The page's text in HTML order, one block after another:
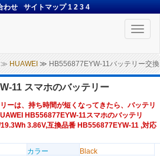
わせ サイトマップ 1 2 3 4
Toggle
≫ HUAWEI ≫ HB556877EYW-11バッテリー交換
11 スマホのバッテリー
ーは、持ち時間が短くなってきたら、バッテリ
HB556877EYW-11スマホのバッテリ
3.86V,互換品番 HB556877EYW-11 ,対応
カラー
Black